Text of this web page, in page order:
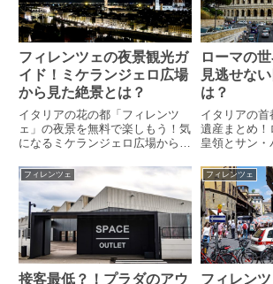
フィレンツェの夜景観光ガ
イド！ミケランジェロ広場
から見た絶景とは？
イタリアの花の都「フィレンツ
ェ」の夜景を無料で楽しもう！気
になるミケランジェロ広場から見
も見逃せない！その夜景を見るお
すすめスポットはどこ？
ローマの
見逃せな
は？
イタリアの
遺産まとめ！
皇領とサン・
界遺産とは
堂の見所は？
ドを持つ教会
フィレンツェ
接客最低？！プラダのアウ
フィレンツェ
フィレン